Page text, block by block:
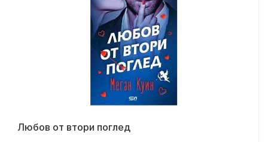
Любов от втори поглед